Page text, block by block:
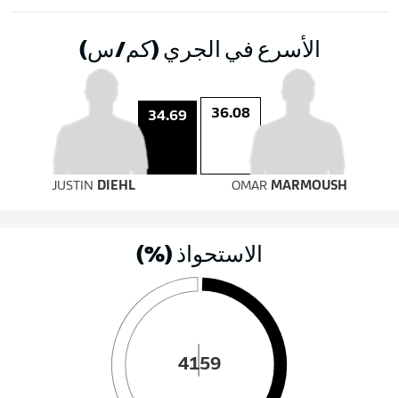
الأسرع في الجري (كم/س)
36.08
34.69
JUSTIN DIEHL OMARMARMOUSH
الاستحواذ (%)
59
41